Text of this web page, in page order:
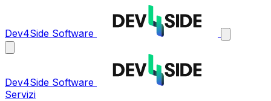
Dev4Side Software
Dev4Side Software
Servizi